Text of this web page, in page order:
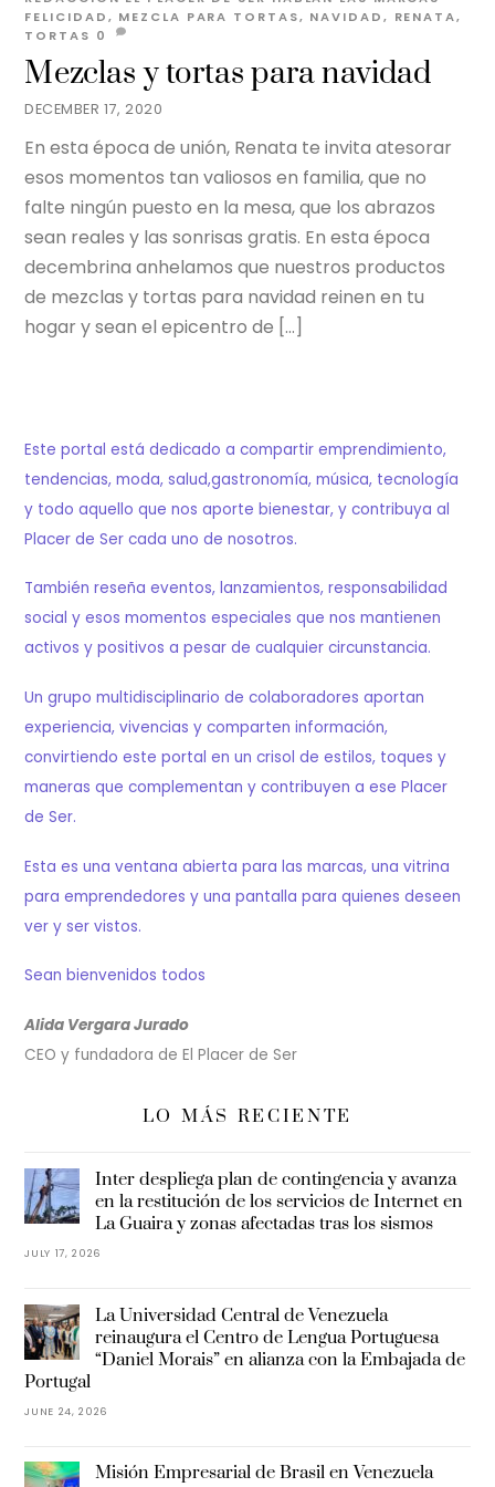
DECEMBER 17, 2020
Mezclas y tortas para navidad
FELICIDAD, MEZCLA PARA TORTAS, NAVIDAD, RENATA,
TORTAS 0
En esta época de unión, Renata te invita atesorar
esos momentos tan valiosos en familia, que no
falte ningún puesto en la mesa, que los abrazos
sean reales y las sonrisas gratis. En esta época
decembrina anhelamos que nuestros productos
de mezclas y tortas para navidad reinen en tu
hogar y sean el epicentro de […]
Este portal está dedicado a compartir emprendimiento,
tendencias, moda, salud,gastronomía, música, tecnología
y todo aquello que nos aporte bienestar, y contribuya al
Placer de Ser cada uno de nosotros.
También reseña eventos, lanzamientos, responsabilidad
social y esos momentos especiales que nos mantienen
activos y positivos a pesar de cualquier circunstancia.
Un grupo multidisciplinario de colaboradores aportan
experiencia, vivencias y comparten información,
convirtiendo este portal en un crisol de estilos, toques y
maneras que complementan y contribuyen a ese Placer
de Ser.
Esta es una ventana abierta para las marcas, una vitrina
para emprendedores y una pantalla para quienes deseen
ver y ser vistos.
Sean bienvenidos todos
Alida Vergara Jurado
CEO y fundadora de El Placer de Ser
LO MÁS RECIENTE
Inter despliega plan de contingencia y avanza
en la restitución de los servicios de Internet en
La Guaira y zonas afectadas tras los sismos
JULY 17, 2026
La Universidad Central de Venezuela
reinaugura el Centro de Lengua Portuguesa
“Daniel Morais” en alianza con la Embajada de
Portugal
JUNE 24, 2026
Misión Empresarial de Brasil en Venezuela